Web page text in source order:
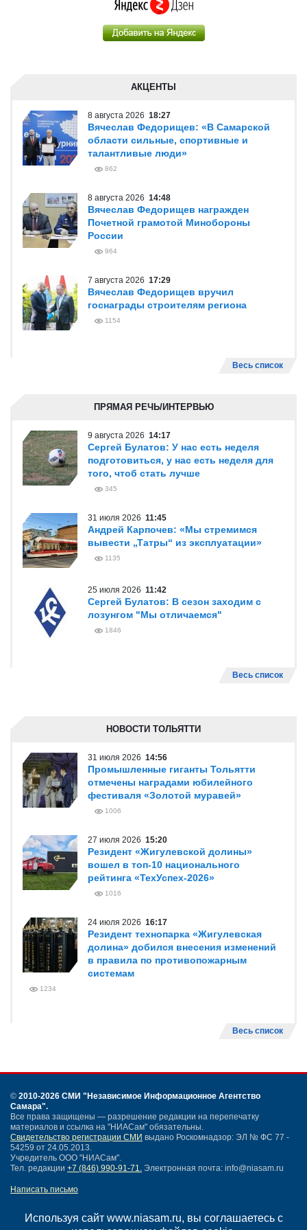
Используя сайт www.niasam.ru, вы соглашаетесь с
АКЦЕНТЫ
8 августа 2026 18:27
Вячеслав Федорищев: «В Самарской
области сильные, спортивные и
талантливые люди»
862
8 августа 2026 14:48
Вячеслав Федорищев награжден
Почетной грамотой Минобороны
России
964
7 августа 2026 17:29
Вячеслав Федорищев вручил
госнаграды строителям региона
1154
Весь список
ПРЯМАЯ РЕЧЬ/ИНТЕРВЬЮ
9 августа 2026 14:17
Сергей Булатов: У нас есть неделя
подготовиться, у нас есть неделя для
того, чтоб стать лучше
345
31 июля 2026 11:45
Андрей Карпочев: «Мы стремимся
вывести „Татры“ из эксплуатации»
1135
25 июля 2026 11:42
Сергей Булатов: В сезон заходим с
лозунгом "Мы отличаемся"
1846
Весь список
НОВОСТИ ТОЛЬЯТТИ
31 июля 2026 14:56
Промышленные гиганты Тольятти
отмечены наградами юбилейного
фестиваля «Золотой муравей»
1006
27 июля 2026 15:20
Резидент «Жигулевской долины»
вошел в топ-10 национального
рейтинга «ТехУспех-2026»
1016
24 июля 2026 16:17
Резидент технопарка «Жигулевская
долина» добился внесения изменений
в правила по противопожарным
системам
1234
Весь список
© 2010-2026 СМИ "Независимое Информационное Агентство
Самара".
Все права защищены — разрешение редакции на перепечатку
материалов и ссылка на "НИАСам" обязательны.
Свидетельство регистрации СМИ выдано Роскомнадзор: ЭЛ № ФС 77 -
54259 от 24.05.2013.
Учредитель ООО "НИАСам".
Тел. редакции +7 (846) 990-91-71. Электронная почта: info@niasam.ru
Написать письмо
Нашли ошибку?